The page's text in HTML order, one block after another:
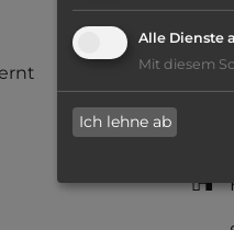
Alle Dienste
Mit diesem
Ich lehne ab